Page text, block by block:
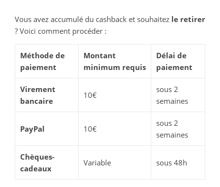
Vous avez accumulé du cashback et souhaitez le retirer
? Voici comment procéder :
Méthode de
paiement
Montant
minimum requis
Délai de
paiement
Virement
bancaire
10€
sous 2
semaines
PayPal 10€
sous 2
semaines
Chèques-
cadeaux
Variable sous 48h